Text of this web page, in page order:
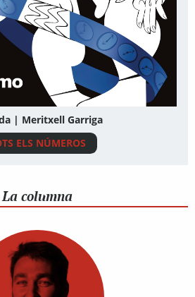
| Meritxell Garriga
ELS NÚMEROS
La columna